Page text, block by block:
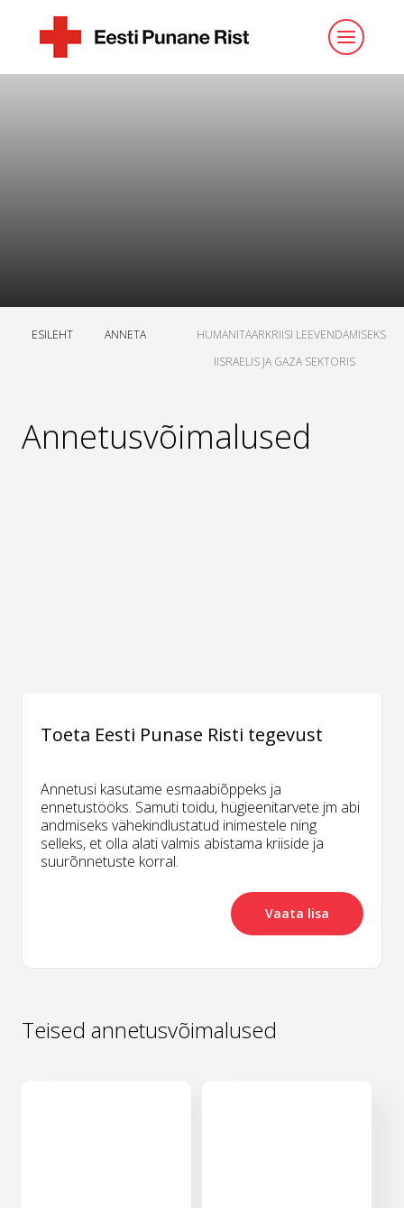
ESILEHT ANNETA
HUMANITAARKRIISI LEEVENDAMISEKS
IISRAELIS JA GAZA SEKTORIS
Annetusvõimalused
Toeta Eesti Punase Risti tegevust
Annetusi kasutame esmaabiõppeks ja
ennetustööks. Samuti toidu, hügieenitarvete jm abi
andmiseks vähekindlustatud inimestele ning
selleks, et olla alati valmis abistama kriiside ja
suurõnnetuste korral.
Vaata lisa
Teised annetusvõimalused